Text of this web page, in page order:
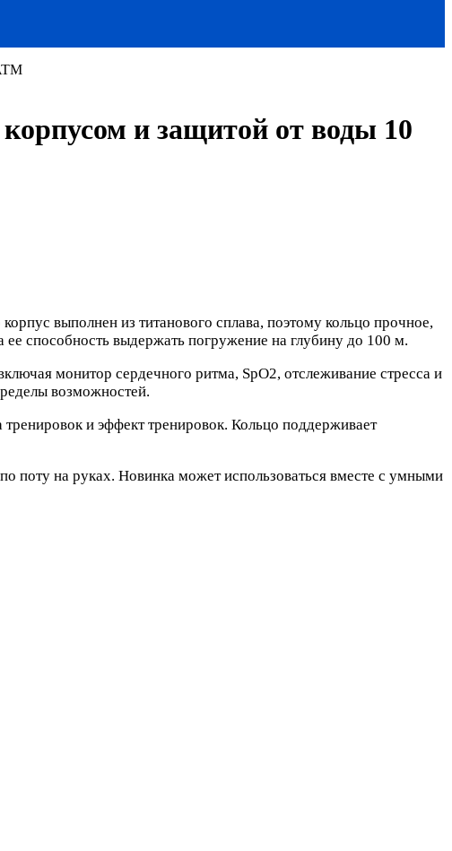
и защитой от воды 10
выполнен из титанового сплава, поэтому кольцо прочное,
ее способность выдержать погружение на глубину до 100 м.
монитор сердечного ритма, SpO2, отслеживание стресса и
возможностей.
и эффект тренировок. Кольцо поддерживает
поту на руках. Новинка может использоваться вместе с умными